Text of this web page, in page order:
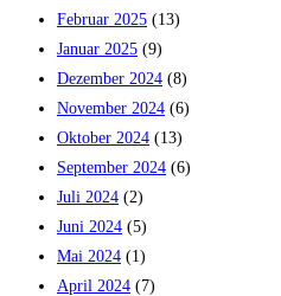
Februar 2025 (13)
Januar 2025 (9)
Dezember 2024 (8)
November 2024 (6)
Oktober 2024 (13)
September 2024 (6)
Juli 2024 (2)
Juni 2024 (5)
Mai 2024 (1)
April 2024 (7)